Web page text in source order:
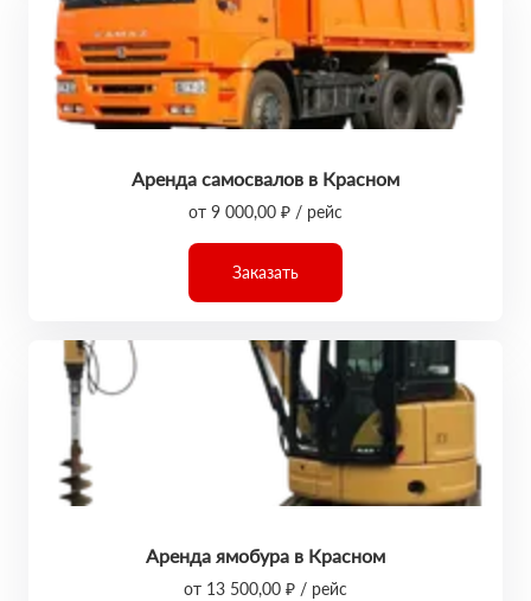
Аренда самосвалов в Красном
от 9 000,00 ₽ / рейс
Заказать
Аренда ямобура в Красном
от 13 500,00 ₽ / рейс